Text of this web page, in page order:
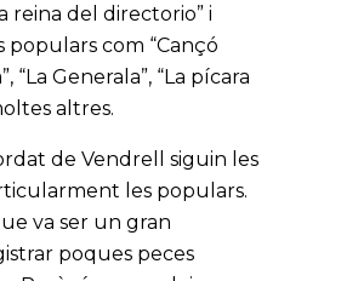
reina del directorio” i
com “Cançó
“La Generala”, “La pícara
altres.
de Vendrell siguin les
les populars.
va ser un gran
poques peces